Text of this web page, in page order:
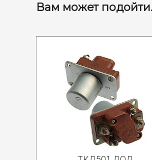
Вам может